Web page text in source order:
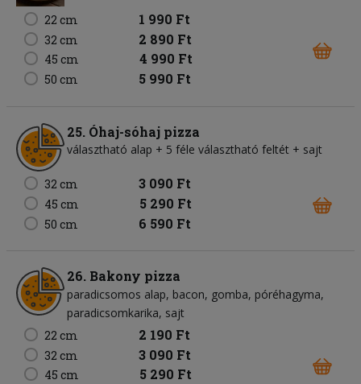
22 cm 1 990 Ft
32 cm 2 890 Ft
45 cm 4 990 Ft
50 cm 5 990 Ft
25. Óhaj-sóhaj pizza
választható alap + 5 féle választható feltét + sajt
32 cm 3 090 Ft
45 cm 5 290 Ft
50 cm 6 590 Ft
26. Bakony pizza
paradicsomos alap bacon gomba póréhagyma
paradicsomkarika sajt
22 cm
2 190 Ft
32 cm 3 090 Ft
45 cm 5 290 Ft